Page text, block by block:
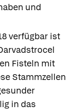
und
verfügbar ist
Fisteln mit
Stammzellen
in das